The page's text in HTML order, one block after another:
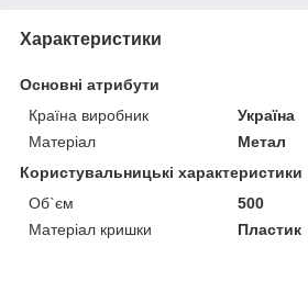
Характеристики
Основні атрибути
Країна виробник
Україна
Матеріал
Метал
Користувальницькі характеристики
Об`єм
500
Матеріал кришки
Пластик